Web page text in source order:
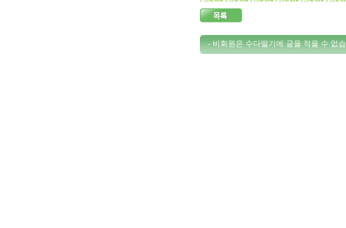
- 비회원은 수다떨기에 글을 적을 수 없